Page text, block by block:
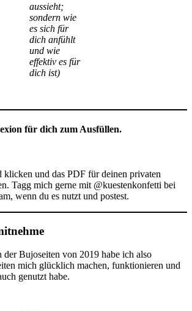
aussieht;
sondern wie
es sich für
dich anfühlt
und wie
effektiv es für
dich ist)
für dich zum Ausfüllen.
klicken und das PDF für deinen privaten
Tagg mich gerne mit @kuestenkonfetti bei
wenn du es nutzt und postest.
der Bujoseiten von 2019 habe ich also
mich glücklich machen, funktionieren und
genutzt habe.